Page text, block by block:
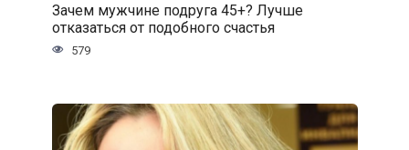
Зачем мужчине подруга 45+? Лучше
отказаться от подобного счастья
579